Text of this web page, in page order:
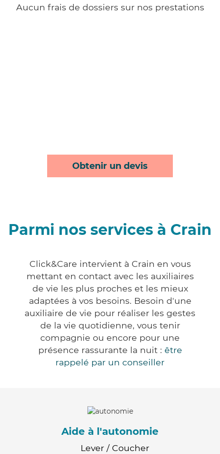
Aucun frais de dossiers sur nos prestations
Obtenir un devis
Parmi nos services à Crain
Click&Care intervient à Crain en vous
mettant en contact avec les auxiliaires
de vie les plus proches et les mieux
adaptées à vos besoins. Besoin d'une
auxiliaire de vie pour réaliser les gestes
de la vie quotidienne, vous tenir
compagnie ou encore pour une
présence rassurante la nuit : être
rappelé par un conseiller
Aide à l'autonomie
Lever / Coucher